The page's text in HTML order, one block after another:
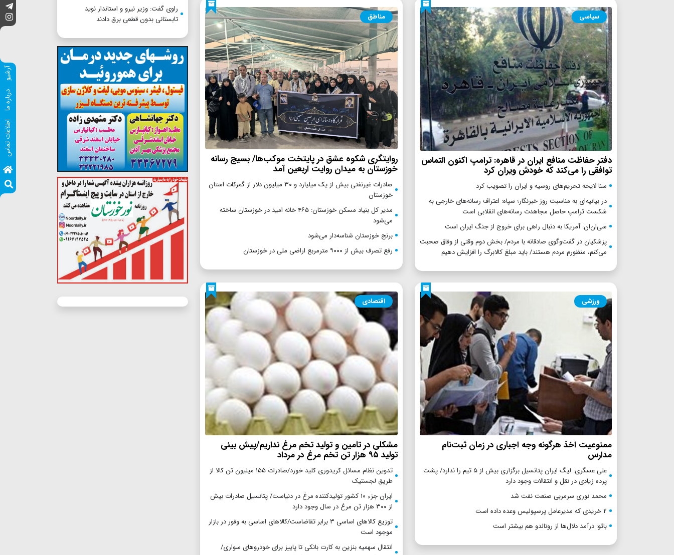
آرشیو
درباره ما
اطلاعات تماس
سیاسی
دفتر حفاظت منافع ایران در قاهره: ترامپ اکنون التماس
توافقی را می‌کند که خودش ویران کرد
سنا لایحه تحریم‌های روسیه و ایران را تصویب کرد
در بیانیه‌ای به مناسبت روز خبرنگار؛ سپاه: اعتراف رسانه‌های خارجی به
شکست ترامپ حاصل مجاهدت رسانه‌های انقلابی است
سی‌ان‌ان: آمریکا به دنبال راهی برای خروج از جنگ ایران است
پزشکیان در گفت‌وگوی صادقانه با مردم/ بخش دوم وقتی از وفاق صحبت
می‌کنم، منظورم مردم هستند/ باید مبلغ کالابرگ را افزایش دهیم
مناطق
روایتگری شکوه عشق در پایتخت موکب‌ها/ بسیج رسانه
خوزستان به میدان روایت اربعین آمد
صادرات غیرنفتی بیش از یک میلیارد و ۳۰ میلیون دلار از گمرکات استان
خوزستان
مدیر کل بنیاد مسکن خوزستان: ۴۶۵ خانه امید در خوزستان ساخته
می‌شود
برنج خوزستان شناسه‌دار می‌شود
رفع تصرف بیش از ۹۰۰۰ مترمربع اراضی ملی در خوزستان
ورزشی
ممنوعیت اخذ هرگونه وجه اجباری در زمان ثبت‌نام
مدارس
علی عسگری: لیگ ایران پتانسیل برگزاری بیش از ۵ تیم را ندارد/ پشت
پرده زیادی در نقل و انتقالات وجود دارد
محمد نوری سرمربی صنعت نفت شد
۲ خریدی که مدیرعامل پرسپولیس وعده داده است
بائو: درآمد دلال‌ها از رونالدو هم بیشتر است
اقتصادی
مشکلی در تامین و تولید تخم مرغ نداریم/پیش بینی
تولید ۹۵ هزار تن تخم مرغ در مرداد
تدوین نظام مسائل کریدوری کلید خورد/صادرات ۱۵۵ میلیون تن کالا از
طریق لجستیک
ایران جزء ۱۰ کشور تولیدکننده مرغ در دنیاست/ پتانسیل صادرات بیش
از ۳۰۰ هزار تن مرغ در سال وجود دارد
توزیع کالاهای اساسی ۳ برابر تقاضاست/کالاهای اساسی به وفور در بازار
موجود است
انتقال سهمیه بنزین به کارت بانکی تا پاییز برای خودروهای سواری/
راوی گفت: وزیر نیرو و استاندار نوید
تابستانی بدون قطعی برق دادند